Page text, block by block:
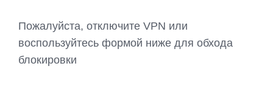
Пожалуйста, отключите VPN или
воспользуйтесь формой ниже для обхода
блокировки